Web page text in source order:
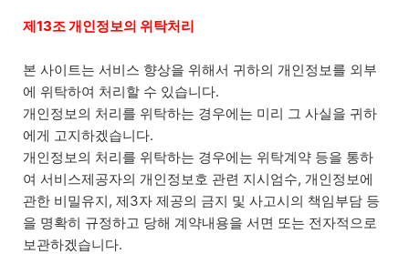
제13조 개인정보의 위탁처리
본 사이트는 서비스 향상을 위해서 귀하의 개인정보를 외부
에 위탁하여 처리할 수 있습니다.
개인정보의 처리를 위탁하는 경우에는 미리 그 사실을 귀하
에게 고지하겠습니다.
개인정보의 처리를 위탁하는 경우에는 위탁계약 등을 통하
여 서비스제공자의 개인정보호 관련 지시엄수, 개인정보에
관한 비밀유지, 제3자 제공의 금지 및 사고시의 책임부담 등
을 명확히 규정하고 당해 계약내용을 서면 또는 전자적으로
보관하겠습니다.